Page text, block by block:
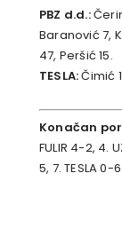
PBZ d.d.:
Baranović 7,
47, Peršić 15.
TESLA:Čimić
Konačan
FULIR 4-2, 4.
5, 7. TESLA 0-6.